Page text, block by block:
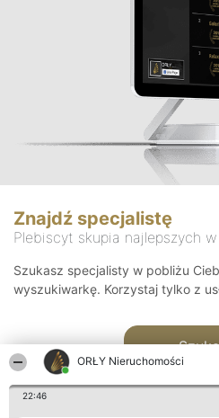
ORŁY Nieruchomości
22:46
Znajdź specjalistę
Plebiscyt skupia najlepszych
Szukasz specjalisty w pobliżu
wyszukiwarkę. Korzystaj tylko z